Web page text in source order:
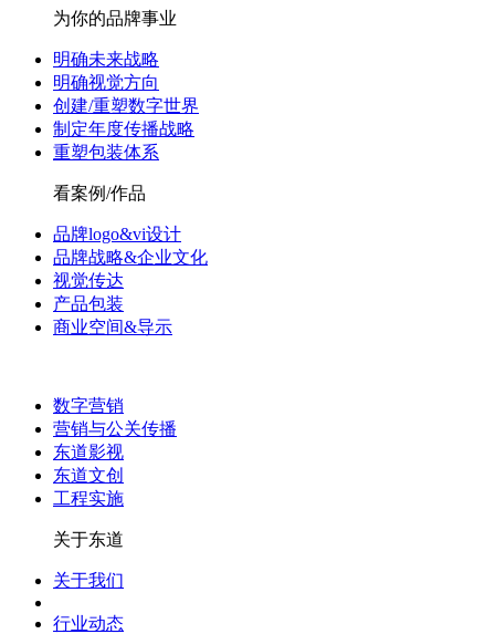
为你的品牌事业
明确未来战略
明确视觉方向
创建/重塑数字世界
制定年度传播战略
重塑包装体系
看案例/作品
品牌logo&vi设计
品牌战略&企业文化
视觉传达
产品包装
商业空间&导示
数字营销
营销与公关传播
东道影视
东道文创
工程实施
关于东道
关于我们
行业动态